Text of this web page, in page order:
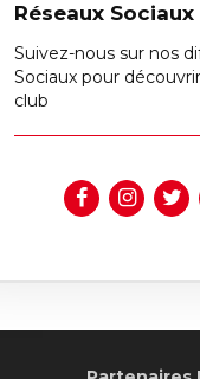
Réseaux Sociaux
Suivez-nous sur nos
Sociaux pour
club